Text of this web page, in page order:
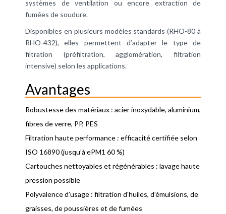
systèmes de ventilation ou encore extraction de
fumées de soudure.
Disponibles en plusieurs modèles standards (RHO-80 à
RHO-432), elles permettent d’adapter le type de
filtration (préfiltration, agglomération, filtration
intensive) selon les applications.
Avantages
Robustesse des matériaux : acier inoxydable, aluminium,
fibres de verre, PP, PES
Filtration haute performance : efficacité certifiée selon
ISO 16890 (jusqu’à ePM1 60 %)
Cartouches nettoyables et régénérables : lavage haute
pression possible
Polyvalence d’usage : filtration d’huiles, d’émulsions, de
graisses, de poussières et de fumées